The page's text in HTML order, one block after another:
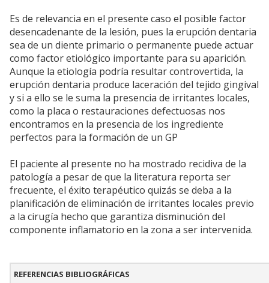
Es de relevancia en el presente caso el posible factor
desencadenante de la lesión, pues la erupción dentaria
sea de un diente primario o permanente puede actuar
como factor etiológico importante para su aparición.
Aunque la etiología podría resultar controvertida, la
erupción dentaria produce laceración del tejido gingival
y si a ello se le suma la presencia de irritantes locales,
como la placa o restauraciones defectuosas nos
encontramos en la presencia de los ingrediente
perfectos para la formación de un GP
El paciente al presente no ha mostrado recidiva de la
patología a pesar de que la literatura reporta ser
frecuente, el éxito terapéutico quizás se deba a la
planificación de eliminación de irritantes locales previo
a la cirugía hecho que garantiza disminución del
componente inflamatorio en la zona a ser intervenida.
REFERENCIAS BIBLIOGRÁFICAS